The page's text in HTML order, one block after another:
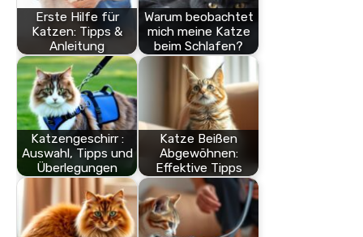
Erste Hilfe für
Katzen: Tipps &
Anleitung
Warum beobachtet
mich meine Katze
beim Schlafen?
Katzengeschirr :
Auswahl, Tipps und
Überlegungen
Katze Beißen
Abgewöhnen:
Effektive Tipps